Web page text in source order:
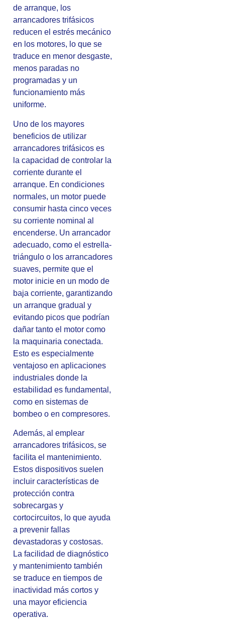
de arranque, los
arrancadores trifásicos
reducen el estrés mecánico
en los motores, lo que se
traduce en menor desgaste,
menos paradas no
programadas y un
funcionamiento más
uniforme.
Uno de los mayores
beneficios de utilizar
arrancadores trifásicos es
la capacidad de controlar la
corriente durante el
arranque. En condiciones
normales, un motor puede
consumir hasta cinco veces
su corriente nominal al
encenderse. Un arrancador
adecuado, como el estrella-
triángulo o los arrancadores
suaves, permite que el
motor inicie en un modo de
baja corriente, garantizando
un arranque gradual y
evitando picos que podrían
dañar tanto el motor como
la maquinaria conectada.
Esto es especialmente
ventajoso en aplicaciones
industriales donde la
estabilidad es fundamental,
como en sistemas de
bombeo o en compresores.
Además, al emplear
arrancadores trifásicos, se
facilita el mantenimiento.
Estos dispositivos suelen
incluir características de
protección contra
sobrecargas y
cortocircuitos, lo que ayuda
a prevenir fallas
devastadoras y costosas.
La facilidad de diagnóstico
y mantenimiento también
se traduce en tiempos de
inactividad más cortos y
una mayor eficiencia
operativa.